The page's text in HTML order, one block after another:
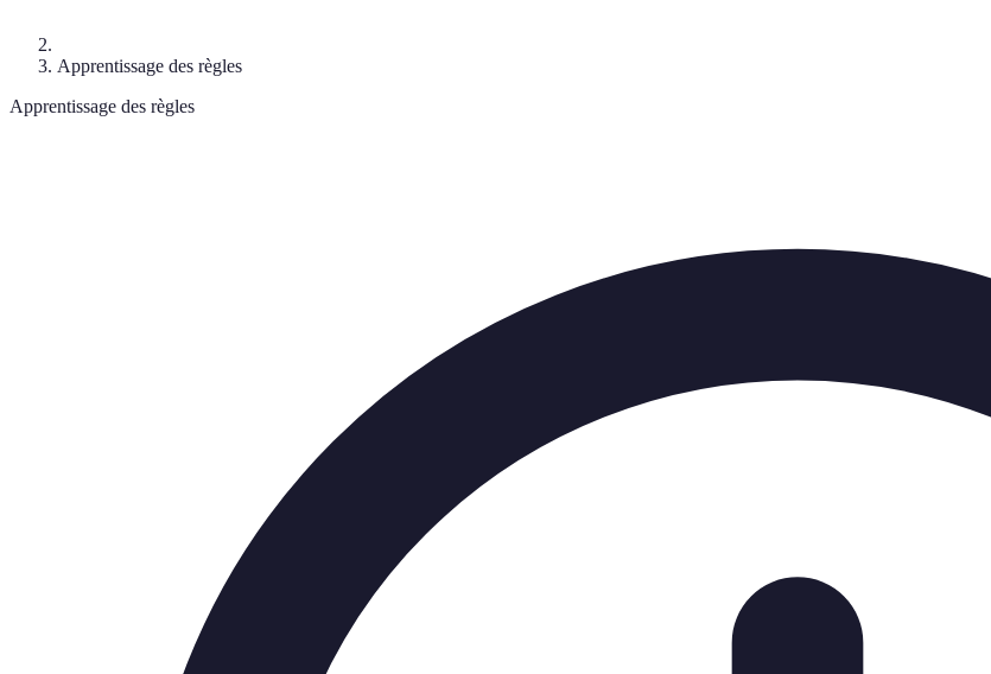
Apprentissage des règles
Apprentissage des règles